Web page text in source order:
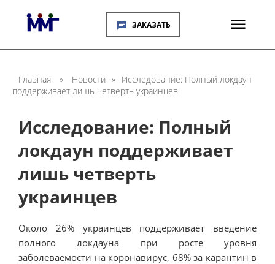
ЗАКАЗАТЬ
Главная » Новости » Исследование: Полный локдаун
поддерживает лишь четверть украинцев
Исследование: Полный
локдаун поддерживает
лишь четверть
украинцев
Около 26% украинцев поддерживает введение
полного локдауна при росте уровня
заболеваемости на коронавирус, 68% за карантин в